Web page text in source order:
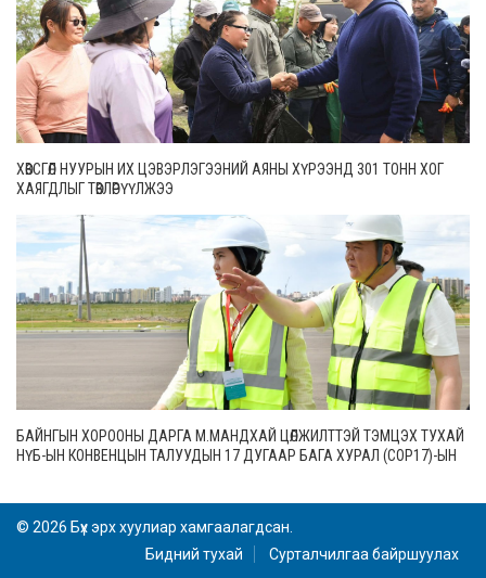
ХӨВСГӨЛ НУУРЫН ИХ ЦЭВЭРЛЭГЭЭНИЙ АЯНЫ ХҮРЭЭНД 301 ТОНН ХОГ
ХАЯГДЛЫГ ТӨВЛӨРҮҮЛЖЭЭ
БАЙНГЫН ХОРООНЫ ДАРГА М.МАНДХАЙ ЦӨЛЖИЛТТЭЙ ТЭМЦЭХ ТУХАЙ
НҮБ-ЫН КОНВЕНЦЫН ТАЛУУДЫН 17 ДУГААР БАГА ХУРАЛ (СОР17)-ЫН
© 2026 Бүх эрх хуулиар хамгаалагдсан.
Бидний тухай
Сурталчилгаа байршуулах